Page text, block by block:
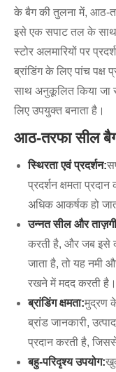
के बैग की तुलना में, आठ-
इसे एक सपाट तल के साथ
स्टोर अलमारियों पर
ब्रांडिंग के लिए पांच पक्ष
साथ अनुकूलित किया जा
लिए उपयुक्त बनाता है।
आठ-तरफा सील
स्थिरता एवं प्रदर्शन:
प्रदर्शन क्षमता
अधिक आकर्षक हो
उन्नत सील और
करती है, और जब इसे
जाता है, तो यह नमी
रखने में मदद करती है।
ब्रांडिंग क्षमता:मुद्रण
ब्रांड जानकारी,
प्रदान करती है, जिससे
बहु-परिदृश्य उपयोग: